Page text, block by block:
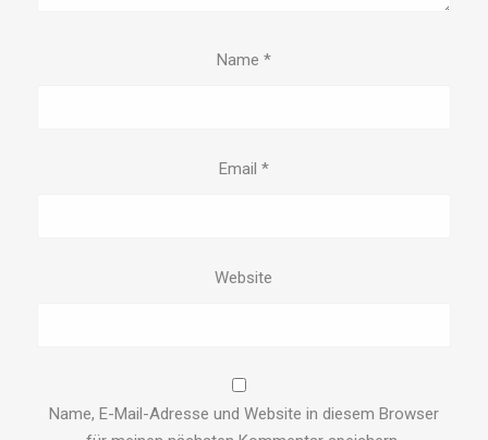
Name *
Email *
Website
Name, E-Mail-Adresse und Website in diesem Browser